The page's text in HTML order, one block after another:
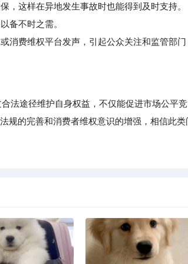
这样在异地发生事故时也能得到及时支持。
备不时之需。
消费维权平台发声，引起公众关注和监管部门
途径维护自身权益，不仅能促进市场公平竞
规的完善和消费者维权意识的增强，相信此类